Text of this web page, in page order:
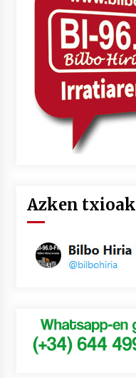
Azken txioak